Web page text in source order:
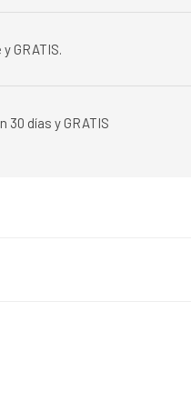
GRATIS.
30 días y GRATIS